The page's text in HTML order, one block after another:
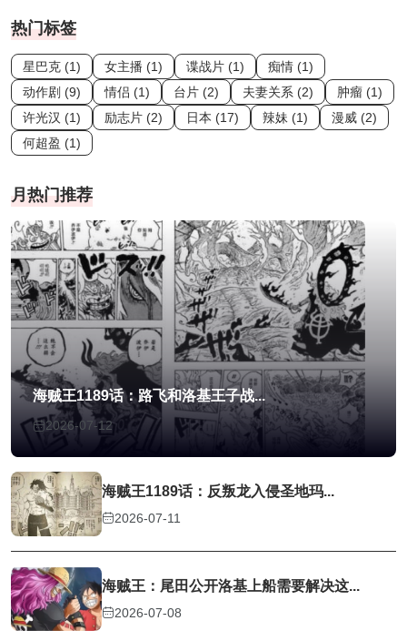
热门标签
星巴克 (1) 女主播 (1) 谍战片 (1)
痴情 (1)
动作剧 (9)
情侣 (1) 台片 (2) 夫妻关系 (2)
肿瘤 (1)
许光汉 (1)
励志片 (2) 日本 (17) 辣妹 (1)
漫威 (2)
何超盈 (1)
月热门推荐
海贼王1189话：路飞和洛基王子战...
2026-07-12
海贼王1189话：反叛龙入侵圣地玛...
2026-07-11
海贼王：尾田公开洛基上船需要解决这...
2026-07-08